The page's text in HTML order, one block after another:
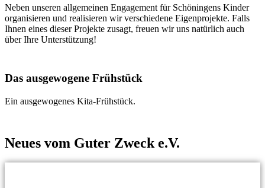
Neben unseren allgemeinen Engagement für Schöningens Kinder
organisieren und realisieren wir verschiedene Eigenprojekte. Falls
Ihnen eines dieser Projekte zusagt, freuen wir uns natürlich auch
über Ihre Unterstützung!
Das ausgewogene Frühstück
Ein ausgewogenes Kita-Frühstück.
Neues vom Guter Zweck e.V.